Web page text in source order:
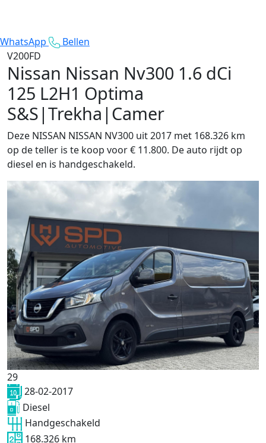
WhatsApp
Bellen
V200FD
Nissan Nissan Nv300 1.6 dCi
125 L2H1 Optima
S&S|Trekha|Camer
Deze NISSAN NISSAN NV300 uit 2017 met 168.326 km
op de teller is te koop voor € 11.800. De auto rijdt op
diesel en is handgeschakeld.
29
28-02-2017
Diesel
Handgeschakeld
168.326 km